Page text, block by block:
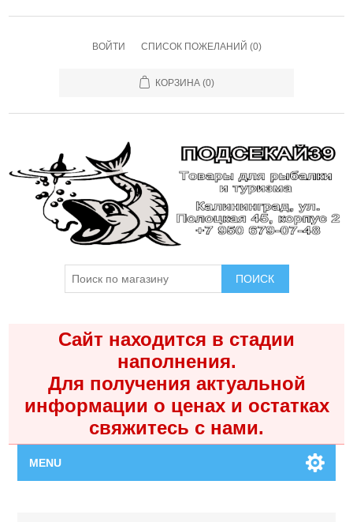
ВОЙТИ СПИСОК ПОЖЕЛАНИЙ (0)
КОРЗИНА (0)
ПОИСК
Сайт находится в стадии
наполнения.
Для получения актуальной
информации о ценах и остатках
свяжитесь с нами.
MENU